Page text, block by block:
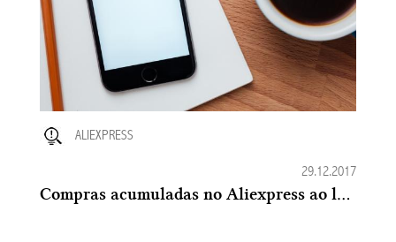
ALIEXPRESS
29.12.2017
Compras acumuladas no Aliexpress ao longo da vida